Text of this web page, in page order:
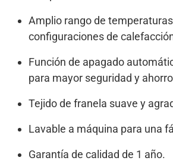
Amplio rango de
configuraciones de
Función de apagado
para mayor seguridad y
Tejido de franela suave y
Lavable a máquina para una
Garantía de calidad de 1 año.